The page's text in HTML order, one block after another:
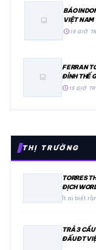
image
BÁO
VIỆT NAM
schedule15 GIỜ
image
FERRAN
ĐỈNH THẾ
schedule15 GIỜ
THỊ TRƯỜNG
TORRES
ĐỊCH
Ít ai biết
TRẢ 3
ĐẤU ĐT